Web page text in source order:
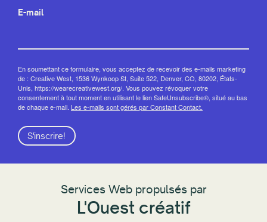
E-mail
En soumettant ce formulaire, vous acceptez de recevoir des e-mails marketing
de : Creative West, 1536 Wynkoop St, Suite 522, Denver, CO, 80202, États-
Unis, https://wearecreativewest.org/. Vous pouvez révoquer votre
consentement à tout moment en utilisant le lien SafeUnsubscribe®, situé au bas
de chaque e-mail. Les e-mails sont gérés par Constant Contact.
S'inscrire!
Services Web propulsés par
L'Ouest créatif